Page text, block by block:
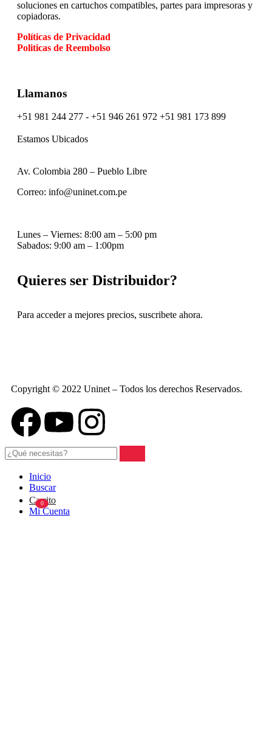
soluciones en cartuchos compatibles, partes para impresoras y
copiadoras.
Políticas de Privacidad
Politicas de Reembolso
Llamanos
+51 981 244 277 - +51 946 261 972 +51 981 173 899
Estamos Ubicados
Av. Colombia 280 – Pueblo Libre
Correo: info@uninet.com.pe
Lunes – Viernes: 8:00 am – 5:00 pm
Sabados: 9:00 am – 1:00pm
Quieres ser Distribuidor?
Para acceder a mejores precios, suscribete ahora.
Copyright © 2022 Uninet – Todos los derechos Reservados.
Inicio
Buscar
0
Carrito
Mi Cuenta